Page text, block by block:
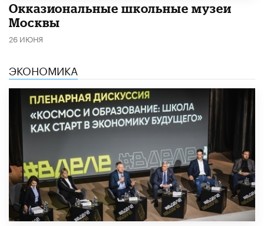
​Окказиональные школьные музеи
Москвы
26 ИЮНЯ
ЭКОНОМИКА